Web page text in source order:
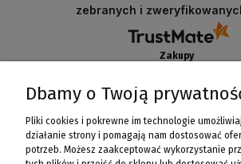
zebranych i
Zakupy
Pomoc
Moje konto
Dbamy o Twoją
Pliki cookies i pokrewne im technologie
działanie strony i pomagają nam dostosować
potrzeb. Możesz zaakceptować wykorzystanie